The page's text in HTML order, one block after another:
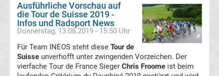
3.
Ergebnisse
Ausführliche Vorschau auf
die Tour de Suisse 2019 -
Infos und Radsport News
Donnerstag, 13.06.2019 - 15:50 Uhr
Für Team INEOS steht diese Tour de
Suisse unverhofft unter zwingenden Vorzeichen. Der
vierfache Tour de France Sieger Chris Froome ist beim